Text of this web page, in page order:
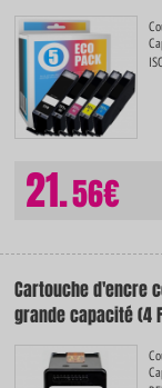
21.56€
Cartouche d'encre
grande capacité (4